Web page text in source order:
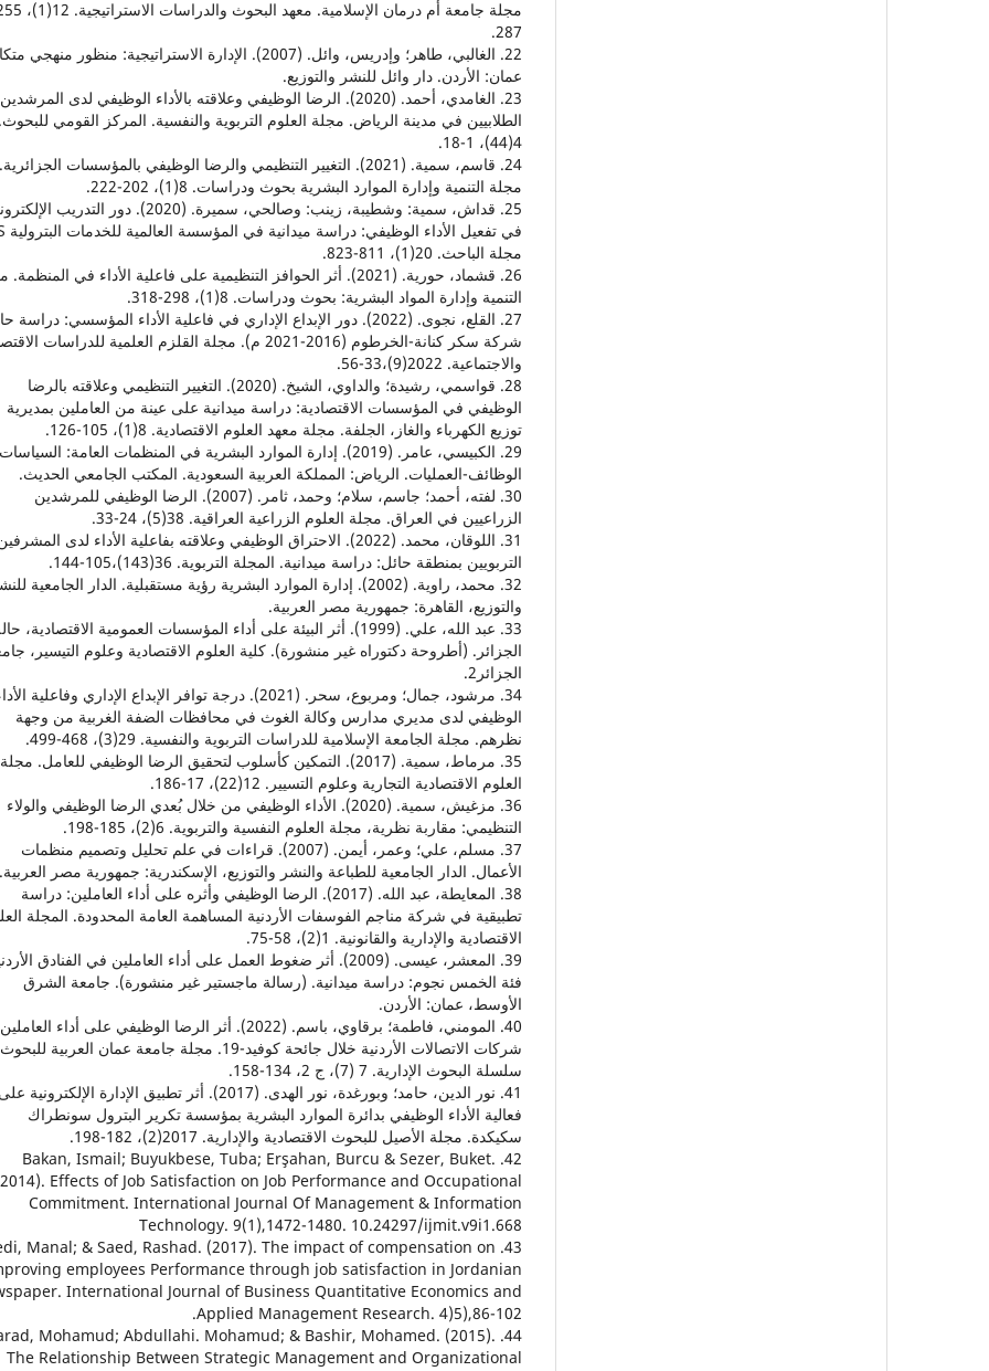
287.
22. الغالبي، طاهر؛ وإدريس، وائل. (2007). الإدارة الاستراتيجية: منظور
عمان: الأردن. دار وائل للنشر والتوزيع.
23. الغامدي، أحمد. (2020). الرضا الوظيفي وعلاقته بالأداء الوظيفي لدى المرشدين
الطلابيين في مدينة الرياض. مجلة العلوم التربوية والنفسية. المركز القومي للبحوث.
4(44)، 1-18.
24. قاسم، سمية. (2021). التغيير التنظيمي والرضا الوظيفي بالمؤسسات الجزائرية.
مجلة التنمية وإدارة الموارد البشرية بحوث ودراسات. 8(1)، 202-222.
25. قداش، سمية: وشطيبة، زينب: وصالحي، سميرة. (2020). دور التدريب
مجلة الباحث. 20(1)، 811-823.
26. قشماد، حورية. (2021). أثر الحوافز التنظيمية على فاعلية الأداء في
التنمية وإدارة المواد البشرية: بحوث ودراسات. 8(1)، 298-318.
27. القلع، نجوى. (2022). دور الإبداع الإداري في فاعلية الأداء المؤسسي: دراسة
شركة سكر كنانة-الخرطوم (2016-2021 م). مجلة القلزم العلمية للدراسات
والاجتماعية. 2022(9)،33-56.
28. قواسمي، رشيدة؛ والداوي، الشيخ. (2020). التغيير التنظيمي وعلاقته بالرضا
الوظيفي في المؤسسات الاقتصادية: دراسة ميدانية على عينة من العاملين بمديرية
توزيع الكهرباء والغاز، الجلفة. مجلة معهد العلوم الاقتصادية. 8(1)، 105-126.
29. الكبيسي، عامر. (2019). إدارة الموارد البشرية في المنظمات العامة:
الوظائف-العمليات. الرياض: المملكة العربية السعودية. المكتب الجامعي الحديث.
30. لفته، أحمد؛ جاسم، سلام؛ وحمد، ثامر. (2007). الرضا الوظيفي للمرشدين
الزراعيين في العراق. مجلة العلوم الزراعية العراقية. 38(5)، 24-33.
31. اللوقان، محمد. (2022). الاحتراق الوظيفي وعلاقته بفاعلية الأداء لدى
التربويين بمنطقة حائل: دراسة ميدانية. المجلة التربوية. 36(143)،105-144.
32. محمد، راوية. (2002). إدارة الموارد البشرية رؤية مستقبلية. الدار الجامعية
والتوزيع، القاهرة: جمهورية مصر العربية.
33. عبد الله، علي. (1999). أثر البيئة على أداء المؤسسات العمومية الاقتصادية،
الجزائر. (أطروحة دكتوراه غير منشورة). كلية العلوم الاقتصادية وعلوم التيسير،
الجزائر2.
34. مرشود، جمال؛ ومربوع، سحر. (2021). درجة توافر الإبداع الإداري وفاعلية
الوظيفي لدى مديري مدارس وكالة الغوث في محافظات الضفة الغربية من وجهة
نظرهم. مجلة الجامعة الإسلامية للدراسات التربوية والنفسية. 29(3)، 468-499.
35. مرماط، سمية. (2017). التمكين كأسلوب لتحقيق الرضا الوظيفي للعامل. مجلة
العلوم الاقتصادية التجارية وعلوم التسيير. 12(22)، 17-186.
36. مزغيش، سمية. (2020). الأداء الوظيفي من خلال بُعدي الرضا الوظيفي والولاء
التنظيمي: مقاربة نظرية، مجلة العلوم النفسية والتربوية. 6(2)، 185-198.
37. مسلم، علي؛ وعمر، أيمن. (2007). قراءات في علم تحليل وتصميم منظمات
الأعمال. الدار الجامعية للطباعة والنشر والتوزيع، الإسكندرية: جمهورية مصر العربية.
38. المعايطة، عبد الله. (2017). الرضا الوظيفي وأثره على أداء العاملين: دراسة
تطبيقية في شركة مناجم الفوسفات الأردنية المساهمة العامة المحدودة. المجلة
الاقتصادية والإدارية والقانونية. 1(2)، 58-75.
39. المعشر، عيسى. (2009). أثر ضغوط العمل على أداء العاملين في الفنادق
فئة الخمس نجوم: دراسة ميدانية. (رسالة ماجستير غير منشورة). جامعة الشرق
الأوسط، عمان: الأردن.
40. المومني، فاطمة؛ برقاوي، باسم. (2022). أثر الرضا الوظيفي على أداء
شركات الاتصالات الأردنية خلال جائحة كوفيد-19. مجلة جامعة عمان العربية
سلسلة البحوث الإدارية. 7 (7)، ج 2، 134-158.
41. نور الدين، حامد؛ وبورغدة، نور الهدى. (2017). أثر تطبيق الإدارة الإلكترونية على
فعالية الأداء الوظيفي بدائرة الموارد البشرية بمؤسسة تكرير البترول سونطراك
سكيكدة. مجلة الأصيل للبحوث الاقتصادية والإدارية. 2017(2)، 182-198.
42. Bakan, Ismail; Buyukbese, Tuba; Erşahan, Burcu & Sezer, Buket.
Effects of Job Satisfaction on Job Performance and Occupational
Commitment. International Journal Of Management & Information
Technology. 9(1),1472-1480. 10.24297/ijmit.v9i1.668
Manal; & Saed, Rashad. (2017). The impact of compensation on
employees Performance through job satisfaction in Jordanian
International Journal of Business Quantitative Economics and
Applied Management Research. 4)5),86-102.
Garad, Mohamud; Abdullahi. Mohamud; & Bashir, Mohamed. (2015).
The Relationship Between Strategic Management and Organizational